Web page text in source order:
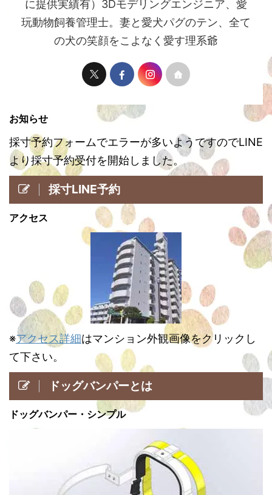
に提供実績有）3Dモデリングエンジニア、愛
玩動物飼養管理士。妻と愛犬パグのテン、全て
の犬の笑顔をこよなく愛す理系爺
お知らせ
採寸予約フォームでエラーが多いようですのでLINE
より採寸予約受付を開始しました。
採寸LINE予約
アクセス
※アクセス詳細はマンション外観画像をクリックし
て下さい。
ドッグバンパーとは
ドッグバンパー・シンプル